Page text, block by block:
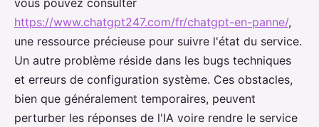
vous pouvez consulter
https://www.chatgpt247.com/fr/chatgpt-en-panne/,
une ressource précieuse pour suivre l'état du service.
Un autre problème réside dans les bugs techniques
et erreurs de configuration système. Ces obstacles,
bien que généralement temporaires, peuvent
perturber les réponses de l'IA voire rendre le service